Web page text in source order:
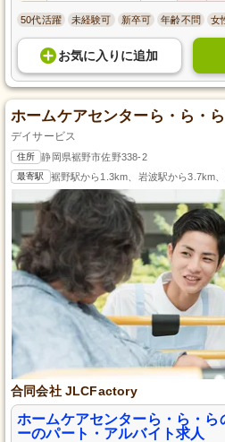
50代活躍 未経験可 新卒可 年齢不問 女
お気に入り に追加
ホームケアセンターら・ら・
デイサービス
住所 静岡県裾野市佐野338-2
最寄駅 裾野駅から1.3km、岩波駅から3.7km
合同会社 JLCFactory
ホームケアセンターら・ら・
ーのパート・アルバイト求人